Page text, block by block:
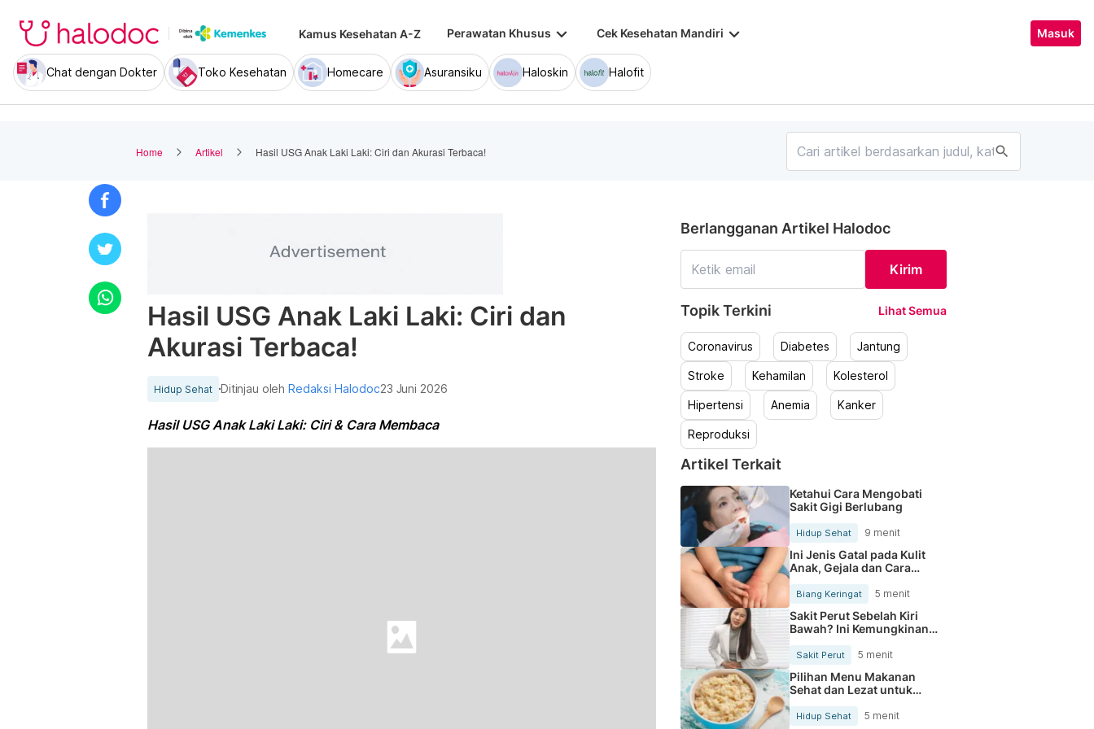
Kamus Kesehatan A-Z Perawatan Khusus keyboard_arrow_down Cek Kesehatan Mandiri keyboard_arrow_down Masuk
Chat dengan Dokter Toko Kesehatan Homecare Asuransiku Haloskin Halofit
Home Artikel Hasil USG Anak Laki Laki: Ciri dan Akurasi Terbaca! search
Hasil USG Anak Laki Laki: Ciri dan
Akurasi Terbaca!
Hidup Sehat Ditinjau olehRedaksi Halodoc23 Juni 2026
Hasil USG Anak Laki Laki: Ciri & Cara Membaca
Berlangganan Artikel Halodoc
Kirim
Topik Terkini Lihat Semua
Coronavirus Diabetes Jantung
Stroke Kehamilan Kolesterol
Hipertensi Anemia Kanker
Reproduksi
Artikel Terkait
Ketahui Cara Mengobati
Sakit Gigi Berlubang
Hidup Sehat 9 menit
Ini Jenis Gatal pada Kulit
Anak, Gejala dan Cara
Mengobatinya
Biang Keringat 5 menit
Sakit Perut Sebelah Kiri
Bawah? Ini Kemungkinan
Sakit Perut 5 menit
Pilihan Menu Makanan
Sehat dan Lezat untuk
Mengurangi Kolesterol
Hidup Sehat 5 menit